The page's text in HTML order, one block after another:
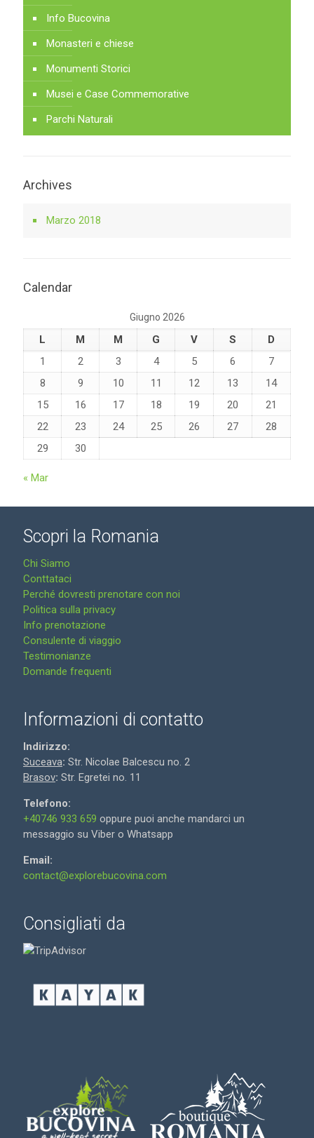
Info Bucovina
Monasteri e chiese
Monumenti Storici
Musei e Case Commemorative
Parchi Naturali
Archives
Marzo 2018
Calendar
Giugno 2026
L M M G V S
D
1
2 3 4 5 6
7
8
9 10 11 12 13
14
15
16 17 18 19 20
21
22
23 24 25 26 27
28
29
30
« Mar
Scopri la Romania
Chi Siamo
Conttataci
Perché dovresti prenotare con noi
Politica sulla privacy
Info prenotazione
Consulente di viaggio
Testimonianze
Domande frequenti
Informazioni di contatto
Indirizzo:
Suceava: Str. Nicolae Balcescu no. 2
Brasov: Str. Egretei no. 11
Telefono:
+40746 933 659 oppure puoi anche mandarci un
messaggio su Viber o Whatsapp
Email:
contact@explorebucovina.com
Consigliati da